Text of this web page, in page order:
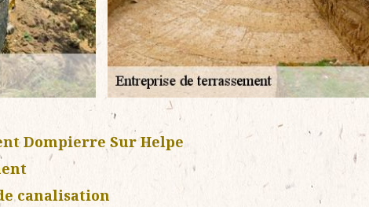
Dompierre Sur Helpe
canalisation